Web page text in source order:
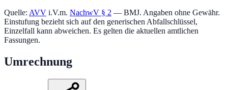
Quelle: AVV i.V.m. NachwV § 2 — BMJ. Angaben ohne Gewähr.
Einstufung bezieht sich auf den generischen Abfallschlüssel,
Einzelfall kann abweichen. Es gelten die aktuellen amtlichen
Fassungen.
Umrechnung